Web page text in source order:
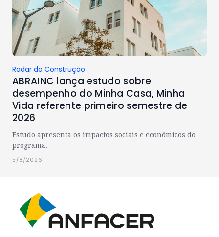
Radar da Construção
ABRAINC lança estudo sobre
desempenho do Minha Casa, Minha
Vida referente primeiro semestre de
2026
Estudo apresenta os impactos sociais e econômicos do
programa.
5/8/2026